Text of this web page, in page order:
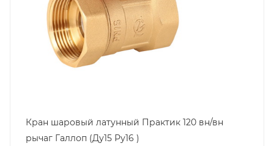
Кран шаровый латунный Практик 120 вн/вн
рычаг Галлоп (Ду15 Ру16 )